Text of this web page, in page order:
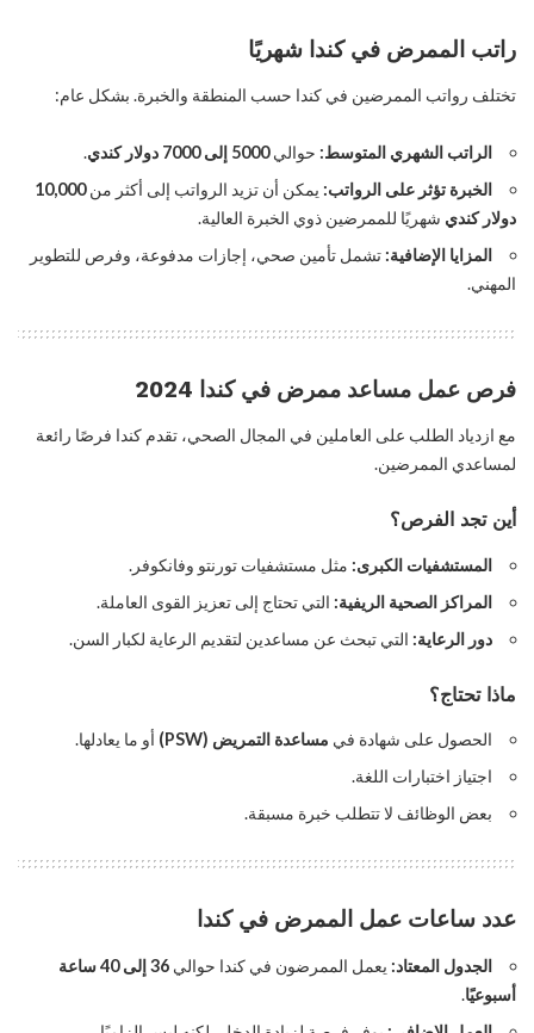
راتب الممرض في كندا شهريًا
تختلف رواتب الممرضين في كندا حسب المنطقة والخبرة. بشكل عام:
الراتب الشهري المتوسط: حوالي5000 إلى 7000 دولار كندي
.
الخبرة تؤثر على الرواتب: يمكن أن تزيد الرواتب إلى أكثر من10,000
دولار كندي شهريًا للممرضين ذوي الخبرة العالية.
المزايا الإضافية: تشمل تأمين صحي، إجازات مدفوعة، وفرص للتطوير
المهني.
فرص عمل مساعد ممرض في كندا 2024
مع ازدياد الطلب على العاملين في المجال الصحي، تقدم كندا فرصًا رائعة
لمساعدي الممرضين.
أين تجد الفرص؟
المستشفيات الكبرى: مثل مستشفيات تورنتو وفانكوفر.
المراكز الصحية الريفية: التي تحتاج إلى تعزيز القوى العاملة.
دور الرعاية: التي تبحث عن مساعدين لتقديم الرعاية لكبار السن.
ماذا تحتاج؟
الحصول على شهادة في مساعدة التمريض (PSW)
أو ما يعادلها.
اجتياز اختبارات اللغة.
بعض الوظائف لا تتطلب خبرة مسبقة.
عدد ساعات عمل الممرض في كندا
الجدول المعتاد: يعمل الممرضون في كندا حوالي
36 إلى 40 ساعة
أسبوعيًا.